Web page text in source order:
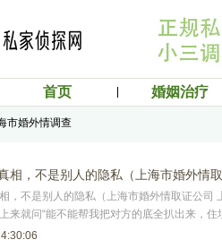
首页 婚姻治疗
市婚外情调查
相，不是别人的隐私（上海市婚外情
，不是别人的隐私（上海市婚外情取证公司
来就问“能不能帮我把对方的底全扒出来，